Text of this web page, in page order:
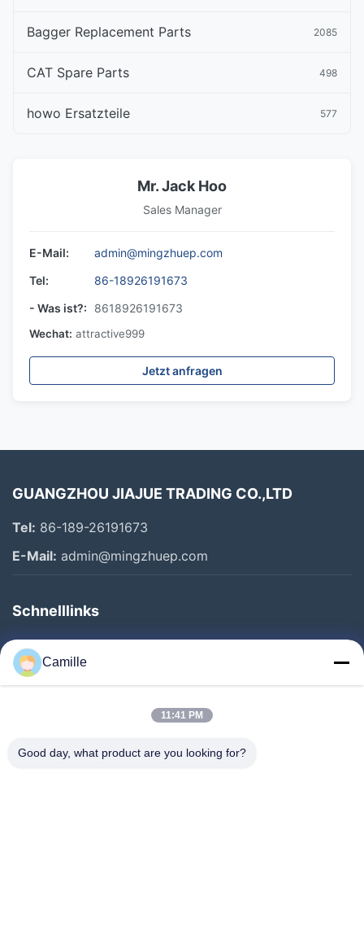
Bagger Replacement Parts 2085
CAT Spare Parts 498
howo Ersatzteile 577
Mr. Jack Hoo
Sales Manager
E-Mail:
admin@mingzhuep.com
Tel:
86-18926191673
- Was ist?:
8618926191673
Wechat: attractive999
Jetzt anfragen
GUANGZHOU JIAJUE TRADING CO.,LTD
Tel: 86-189-26191673
E-Mail: admin@mingzhuep.com
Schnelllinks
Zu Hause
Produkte
Qualitätskontrolle
Camille
11:41 PM
Good day, what product are you looking for?